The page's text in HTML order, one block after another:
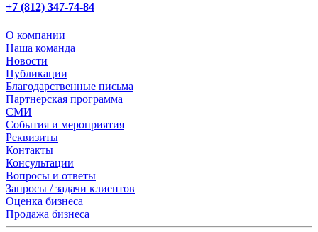
+7 (812) 347-74-84
О компании
Наша команда
Новости
Публикации
Благодарственные письма
Партнерская программа
СМИ
События и мероприятия
Реквизиты
Контакты
Консультации
Вопросы и ответы
Запросы / задачи клиентов
Оценка бизнеса
Продажа бизнеса